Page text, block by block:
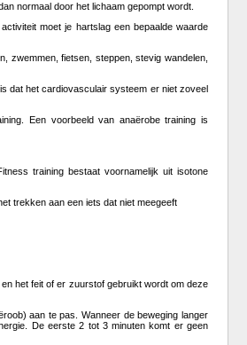
normaal door het lichaam gepompt wordt.
moet je hartslag een bepaalde waarde
zwemmen, fietsen, steppen, stevig wandelen,
dat het cardiovasculair systeem er niet zoveel
Een voorbeeld van anaërobe training is
training bestaat voornamelijk uit isotone
trekken aan een iets dat niet meegeeft
het feit of er zuurstof gebruikt wordt om deze
aan te pas. Wanneer de beweging langer
De eerste 2 tot 3 minuten komt er geen